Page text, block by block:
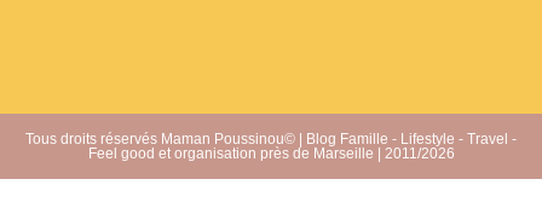
Tous droits réservés Maman Poussinou© | Blog Famille - Lifestyle - Travel -
Feel good et organisation près de Marseille | 2011/2026